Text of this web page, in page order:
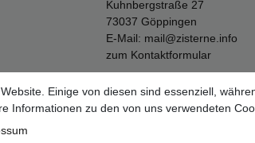
Kuhnbergstraße 27
73037 Göppingen
E-Mail: mail@zisterne.info
zum Kontaktformular
* Die verkauften
** Der kostenlose
Einige von diesen sind essenziell,
Informationen zu den von uns verwendeten